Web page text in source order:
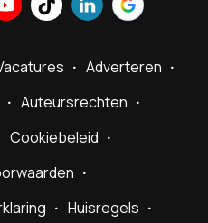
Adverteren
Auteursrechten
Cookiebeleid
Huisregels